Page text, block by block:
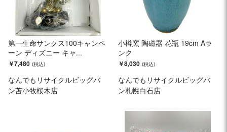
第一生命サンクス100キャンペ
ーン ディズニー キャ...
￥7,480
なんでもリサイクルビッグバ
ン苫小牧桜木店
小樽窯 陶磁器 花瓶 19cm Aラ
ンク
￥8,030
なんでもリサイクルビッグバ
ン札幌白石店